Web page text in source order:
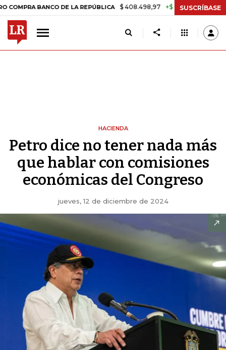
BANCO DE LA REPÚBLICA $ 408.498,97 +$ 8.753,81 +2,19%
SUSCRÍBASE
HACIENDA
Petro dice no tener nada más
que hablar con comisiones
económicas del Congreso
jueves, 12 de diciembre de 2024